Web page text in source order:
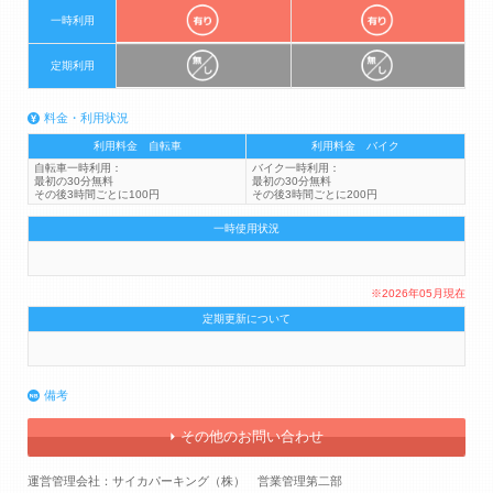
一時利用
定期利用
料金・利用状況
利用料金 自転車
利用料金 バイク
自転車一時利用：
最初の30分無料
その後3時間ごとに100円
バイク一時利用：
最初の30分無料
その後3時間ごとに200円
一時使用状況
※2026年05月現在
定期更新について
備考
その他のお問い合わせ
運営管理会社：サイカパーキング（株） 営業管理第二部